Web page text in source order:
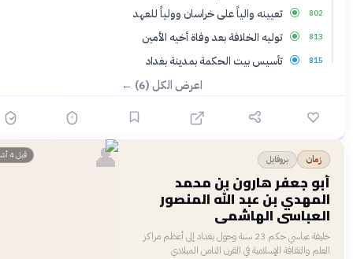
تعيينه والياً على خراسان وولياً للعهد
توليه الخلافة بعد وفاة أخيه الأمين
تأسيس بيت الحكمة بمدينة بغداد
اعرض الكل (6) ←
زمان بروفايل
أبو جعفر هارون بن محمد
المهدي بن عبد الله المنصور
العباسي الهاشمي
خليفة عباسي حكم 23 سنة وحول بغداد إلى أعظم مراكز
العلم والثقافة الإسلامية في القرن الثامن الميلادي
👤